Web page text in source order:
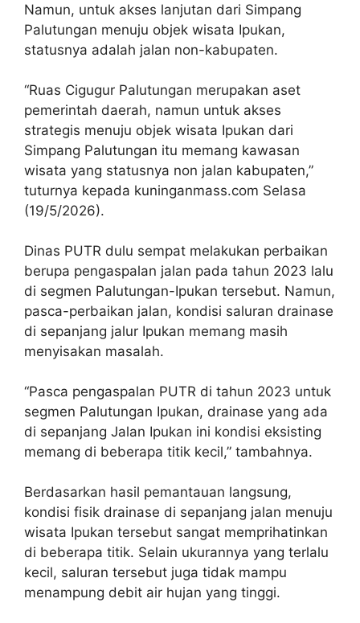
Namun, untuk akses lanjutan dari Simpang
Palutungan menuju objek wisata Ipukan,
statusnya adalah jalan non-kabupaten.
“Ruas Cigugur Palutungan merupakan aset
pemerintah daerah, namun untuk akses
strategis menuju objek wisata Ipukan dari
Simpang Palutungan itu memang kawasan
wisata yang statusnya non jalan kabupaten,”
tuturnya kepada kuninganmass.com Selasa
(19/5/2026).
Dinas PUTR dulu sempat melakukan perbaikan
berupa pengaspalan jalan pada tahun 2023 lalu
di segmen Palutungan-Ipukan tersebut. Namun,
pasca-perbaikan jalan, kondisi saluran drainase
di sepanjang jalur Ipukan memang masih
menyisakan masalah.
“Pasca pengaspalan PUTR di tahun 2023 untuk
segmen Palutungan Ipukan, drainase yang ada
di sepanjang Jalan Ipukan ini kondisi eksisting
memang di beberapa titik kecil,” tambahnya.
Berdasarkan hasil pemantauan langsung,
kondisi fisik drainase di sepanjang jalan menuju
wisata Ipukan tersebut sangat memprihatinkan
di beberapa titik. Selain ukurannya yang terlalu
kecil, saluran tersebut juga tidak mampu
menampung debit air hujan yang tinggi.